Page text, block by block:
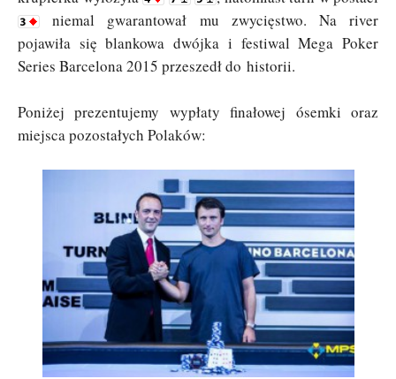
niemal gwarantował mu zwycięstwo. Na river
pojawiła się blankowa dwójka i festiwal Mega Poker
Series Barcelona 2015 przeszedł do historii.
Poniżej prezentujemy wypłaty finałowej ósemki oraz
miejsca pozostałych Polaków: